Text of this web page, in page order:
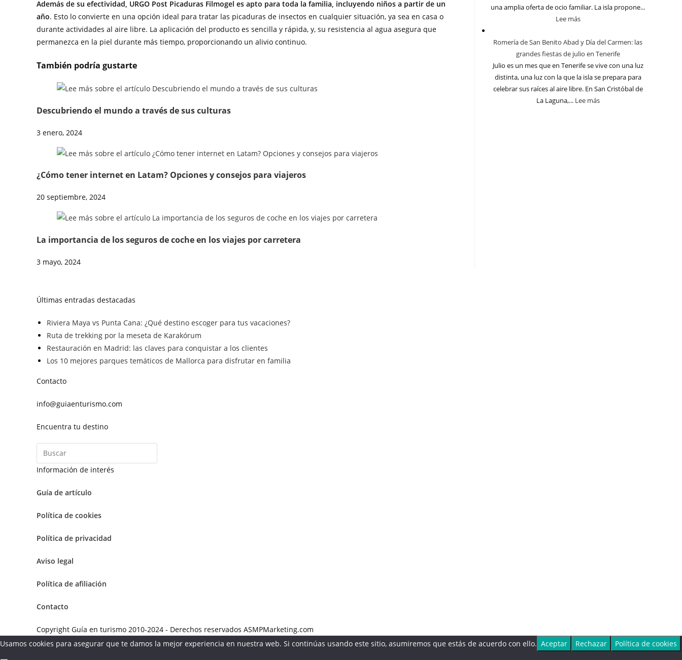
Además de su efectividad, URGO Post Picaduras Filmogel es apto para toda la familia, incluyendo niños a partir de un
año. Esto lo convierte en una opción ideal para tratar las picaduras de insectos en cualquier situación, ya sea en casa o
durante actividades al aire libre. La aplicación del producto es sencilla y rápida, y, su resistencia al agua asegura que
permanezca en la piel durante más tiempo, proporcionando un alivio continuo.
También podría gustarte
Descubriendo el mundo a través de sus culturas
3 enero, 2024
¿Cómo tener internet en Latam? Opciones y consejos para viajeros
20 septiembre, 2024
La importancia de los seguros de coche en los viajes por carretera
3 mayo, 2024
una amplia oferta de ocio familiar. La isla propone...
Lee más
Romería de San Benito Abad y Día del Carmen: las
grandes fiestas de julio en Tenerife
Julio es un mes que en Tenerife se vive con una luz
distinta, una luz con la que la isla se prepara para
celebrar sus raíces al aire libre. En San Cristóbal de
La Laguna,... Lee más
Últimas entradas destacadas
Riviera Maya vs Punta Cana: ¿Qué destino escoger para tus vacaciones?
Ruta de trekking por la meseta de Karakórum
Restauración en Madrid: las claves para conquistar a los clientes
Los 10 mejores parques temáticos de Mallorca para disfrutar en familia
Contacto
info@guiaenturismo.com
Encuentra tu destino
Información de interés
Guía de artículo
Política de cookies
Política de privacidad
Aviso legal
Política de afiliación
Contacto
Copyright Guía en turismo 2010-2024 - Derechos reservados ASMPMarketing.com
Usamos cookies para asegurar que te damos la mejor experiencia en nuestra web. Si continúas usando este sitio, asumiremos que estás de acuerdo con ello. Aceptar Rechazar Política de cookies